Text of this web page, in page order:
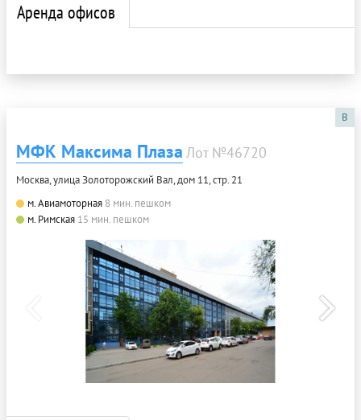
Аренда офисов
B
МФК Максима Плаза Лот №46720
Москва, улица Золоторожский Вал, дом 11, стр. 21
м. Авиамоторная 8 мин. пешком
м. Римская 15 мин. пешком